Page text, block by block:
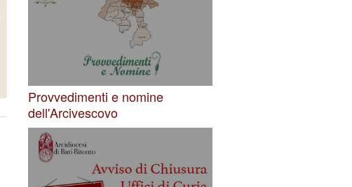
Provvedimenti e nomine
dell'Arcivescovo